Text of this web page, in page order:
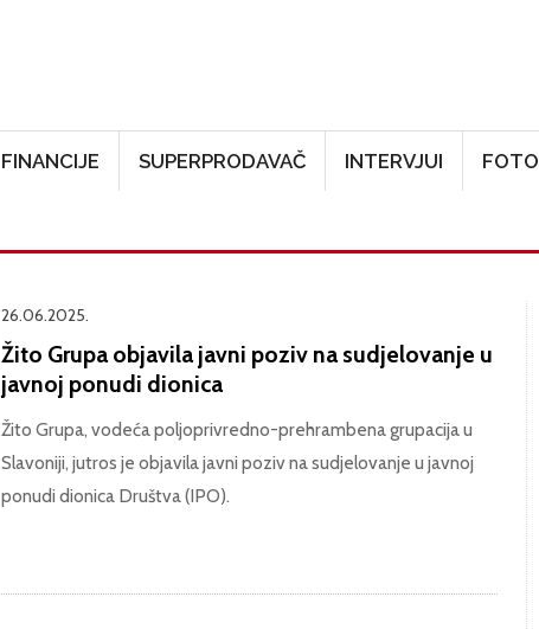
FINANCIJE SUPERPRODAVAČ INTERVJUI FOTO
26.06.2025.
Žito Grupa objavila javni poziv na sudjelovanje u
javnoj ponudi dionica
Žito Grupa, vodeća poljoprivredno-prehrambena grupacija u
Slavoniji, jutros je objavila javni poziv na sudjelovanje u javnoj
ponudi dionica Društva (IPO).